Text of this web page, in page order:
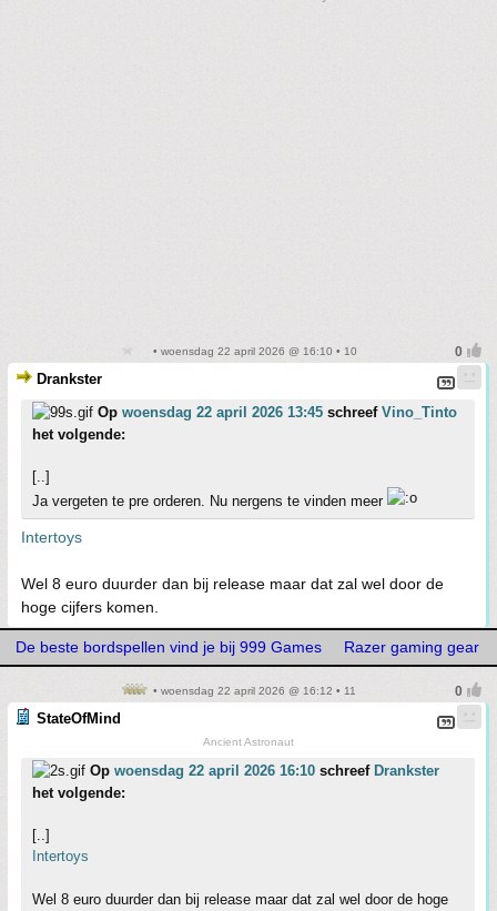
• woensdag 22 april 2026 @ 16:10 • 10
Drankster
Op woensdag 22 april 2026 13:45 schreef Vino_Tinto
het volgende:
[..]
Ja vergeten te pre orderen. Nu nergens te vinden meer
Intertoys
Wel 8 euro duurder dan bij release maar dat zal wel door de
hoge cijfers komen.
De beste bordspellen vind je bij 999 Games Razer gaming gear
• woensdag 22 april 2026 @ 16:12 • 11
StateOfMind
Ancient Astronaut
Op woensdag 22 april 2026 16:10 schreef Drankster
het volgende:
[..]
Intertoys
Wel 8 euro duurder dan bij release maar dat zal wel door de hoge